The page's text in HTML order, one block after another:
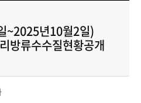
~2025년10월2일)
방류수수질현황공개